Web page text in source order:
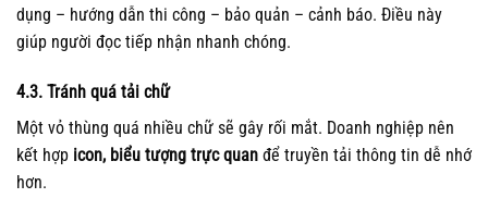
dụng – hướng dẫn thi công – bảo quản – cảnh báo. Điều này
giúp người đọc tiếp nhận nhanh chóng.
4.3. Tránh quá tải chữ
Một vỏ thùng quá nhiều chữ sẽ gây rối mắt. Doanh nghiệp nên
kết hợp icon, biểu tượng trực quan để truyền tải thông tin dễ nhớ
hơn.